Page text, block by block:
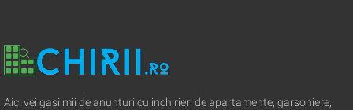
Aici vei gasi mii de anunturi cu inchirieri de apartamente, garsoniere,